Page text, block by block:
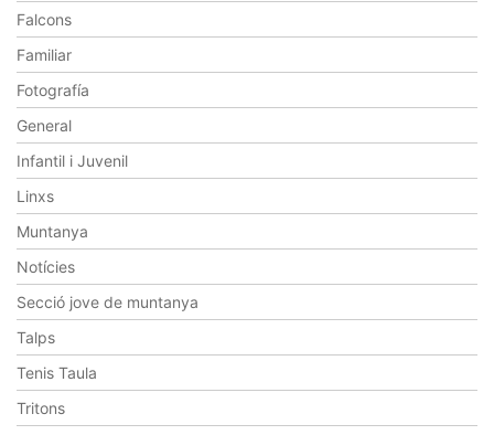
Falcons
Familiar
Fotografía
General
Infantil i Juvenil
Linxs
Muntanya
Notícies
Secció jove de muntanya
Talps
Tenis Taula
Tritons